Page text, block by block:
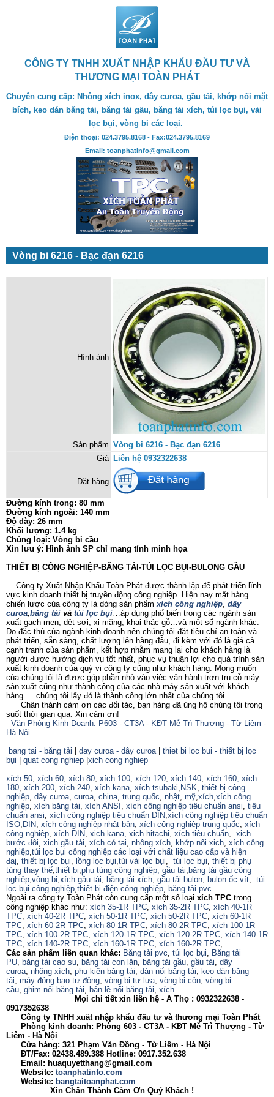
CÔNG TY TNHH XUẤT NHẬP KHẨU ĐẦU TƯ VÀ
THƯƠNG MẠI TOÀN PHÁT
Chuyên cung cấp: Nhông xích inox, dây curoa, gầu tải, khớp nối mặt
bích, keo dán băng tải, băng tải gầu, băng tải xích, túi lọc bụi, vải
lọc bụi, vòng bi các loại.
Điện thoại: 024.3795.8168 - Fax:024.3795.8169
Email: toanphatinfo@gmail.com
Vòng bi 6216 - Bạc đạn 6216
Hình ảnh
Sản phẩm Vòng bi 6216 - Bạc đạn 6216
Giá Liên hệ 0932322638
Đặt hàng
Đường kính trong: 80 mm
Đường kính ngoài: 140 mm
Độ dày: 26 mm
Khối lượng: 1.4 kg
Chủng loại: Vòng bi cầu
Xin lưu ý: Hình ảnh SP chỉ mang tính minh họa
THIẾT BỊ CÔNG NGHIỆP-BĂNG TẢI-TÚI LỌC BỤI-BULONG GẦU
Công ty Xuất Nhập Khẩu Toàn Phát được thành lập để phát triển lĩnh
vực kinh doanh thiết bị truyền động công nghiệp. Hiện nay mặt hàng
chiến lược của công ty là dòng sản phẩm xích công nghiệp, dây
curoa,băng tải và túi lọc bụi…áp dụng phổ biến trong các ngành sản
xuất gạch men, dệt sợi, xi măng, khai thác gỗ…và một số ngành khác.
Do đặc thù của ngành kinh doanh nên chúng tôi đặt tiêu chí an toàn và
phát triển, sẵn sàng, chất lượng lên hàng đâu, đi kèm với đó là giá cả
cạnh tranh của sản phẩm, kết hợp nhằm mang lại cho khách hàng là
người được hưởng dịch vụ tốt nhất, phục vụ thuận lợi cho quá trình sản
xuất kinh doanh của quý vị công ty cũng như khách hàng. Mong muốn
của chúng tôi là được góp phần nhỏ vào việc vận hành trơn tru cỗ máy
sản xuất cũng như thành công của các nhà máy sản xuất với khách
hàng…. chúng tôi lấy đó là thành công lớn nhất của chúng tôi.
Chân thành cảm ơn các đối tác, bạn hàng đã ủng hộ chúng tôi trong
suốt thời gian qua. Xin cảm ơn!
Văn Phòng Kinh Doanh: P603 - CT3A - KĐT Mễ Trì Thượng - Từ Liêm -
Hà Nội
bang tai - băng tải
day curoa - dây curoa| thiet bi loc bui - thiết bị lọc
bụi
quat cong nghiep xich cong nghiep
xích 50, xích 60, xích 80, xích 100, xích 120, xích 140, xích 160, xích
180, xích 200, xích 240, xích kana, xích tsubaki, NSK, thiết bị công
nghiệp, dây curoa, curoa, china, trung quốc, nhật, mỹ,xích,xích công
nghiệp, xích băng tải, xích ANSI , xích công nghiệp tiêu chuẩn ansi, tiêu
chuẩn ansi, xích công nghiệp tiêu chuẩn DIN,xích công nghiệp tiêu chuẩn
ISO, DIN, xích công nghiệp nhật bản, xích công nghiệp trung quốc, xích
công nghiệp, xích DIN, xich kana, xich hitachi, xích tiêu chuẩn, xich
bước đôi, xich gầu tải, xích có tai, nhông xích, khớp nối xich, xích công
nghiệp,túi lọc bụi công nghiệp các loại với chất liệu cao cấp và hiện
đaị, thiết bị lọc bụi, lồng lọc bụi,túi vải lọc bụi, túi lọc bụi, thiết bị phụ
tùng thay thế,thiết bị,phụ tùng công nghiệp, gầu tải, băng tải gầu công
nghiệp,vòng bi,xích gầu tải, băng tải xích, gầu tải bulon, bulon ốc vít, túi
lọc bụi công nghiệp,thiết bị điện công nghiệp, băng tải pvc...
Ngoài ra công ty Toàn Phát còn cung cấp một số loại xích TPC trong
công nghiệp khác như: xích 35-1R TPC, xích 35-2R TPC, xích 40-1R
TPC, xích 40-2R TPC, xích 50-1R TPC, xích 50-2R TPC, xích 60-1R
TPC, xích 60-2R TPC, xích 80-1R TPC, xích 80-2R TPC, xích 100-1R
TPC, xích 100-2R TPC, xích 120-1R TPC, xích 120-2R TPC, xích 140-1R
TPC, xích 140-2R TPC, xích 160-1R TPC, xích 160-2R TPC,...
Các sản phẩm liên quan khác: Băng tải pvc, túi lọc bụi, Băng tải
PU, băng tải cao su, băng tải con lăn, băng tải gầu, gầu tải, dây
curoa, nhông xích, phụ kiện băng tải, dán nối băng tải, keo dán băng
tải, máy đóng bao tự động, vòng bi tự lựa, vòng bi côn, vòng bi
cầu, ghim nối băng tải, bản lề nối băng tải, xích..
Mọi chi tiết xin liên hệ - A Thọ : 0932322638 -
0917352638
Công ty TNHH xuất nhập khẩu đầu tư và thương mại Toàn Phát
Phòng kinh doanh: Phòng 603 - CT3A - KĐT Mễ Trì Thượng - Từ
Liêm - Hà Nội
Cửa hàng: 321 Phạm Văn Đồng - Từ Liêm - Hà Nội
ĐT/Fax: 02438.489.388 Hotline: 0917.352.638
Email: huaquyetthang@gmail.com
Website: toanphatinfo.com
Website: bangtaitoanphat.com
Xin Chân Thành Cảm Ơn Quý Khách !